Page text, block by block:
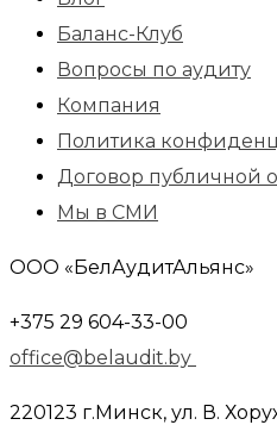
Баланс-Клуб
Вопросы по аудиту
Компания
Политика
Договор публичной
Мы в СМИ
ООО «БелАудитАльянс»
+375 29 604-33-00
office@belaudit.by
220123 г.Минск, ул. В.